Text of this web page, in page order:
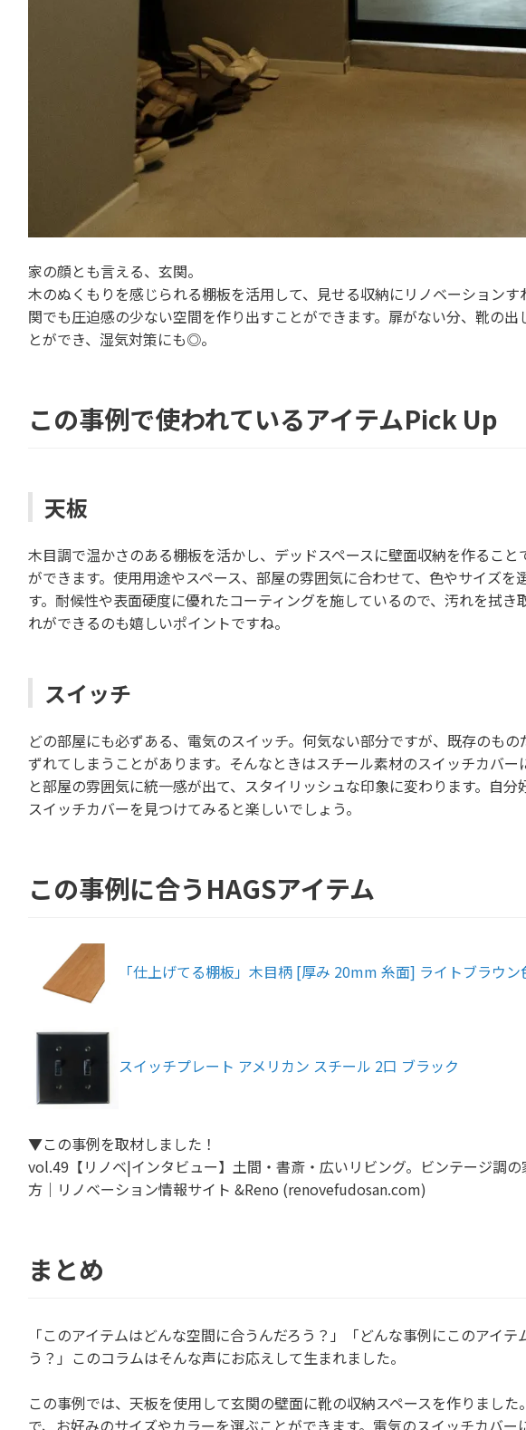
家の顔とも言える、玄関。
木のぬくもりを感じられる棚板を活用して、見せる収納にリノベーション
関でも圧迫感の少ない空間を作り出すことができます。扉がない分、靴の出
とができ、湿気対策にも◎。
この事例で使われているアイテムPick Up
天板
木目調で温かさのある棚板を活かし、デッドスペースに壁面収納を作ること
ができます。使用用途やスペース、部屋の雰囲気に合わせて、色やサイズを
す。耐候性や表面硬度に優れたコーティングを施しているので、汚れを拭き
れができるのも嬉しいポイントですね。
スイッチ
どの部屋にも必ずある、電気のスイッチ。何気ない部分ですが、既存のも
ずれてしまうことがあります。そんなときはスチール素材のスイッチカバー
と部屋の雰囲気に統一感が出て、スタイリッシュな印象に変わります。自分
スイッチカバーを見つけてみると楽しいでしょう。
この事例に合うHAGSアイテム
「仕上げてる棚板」木目柄 [厚み 20mm 糸面] ライトブラウン
スイッチプレート アメリカン スチール 2口 ブラック
▼この事例を取材しました！
vol.49【リノベ|インタビュー】土間・書斎・広いリビング。ビンテージ調
方｜リノベーション情報サイト &Reno (renovefudosan.com)
まとめ
「このアイテムはどんな空間に合うんだろう？」「どんな事例にこのアイテ
う？」このコラムはそんな声にお応えして生まれました。
この事例では、天板を使用して玄関の壁面に靴の収納スペースを作りまし